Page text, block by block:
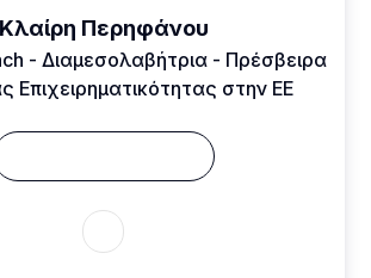
Κλαίρη Περηφάνου
- Διαμεσολαβήτρια - Πρέσβειρα
Επιχειρηματικότητας στην ΕΕ